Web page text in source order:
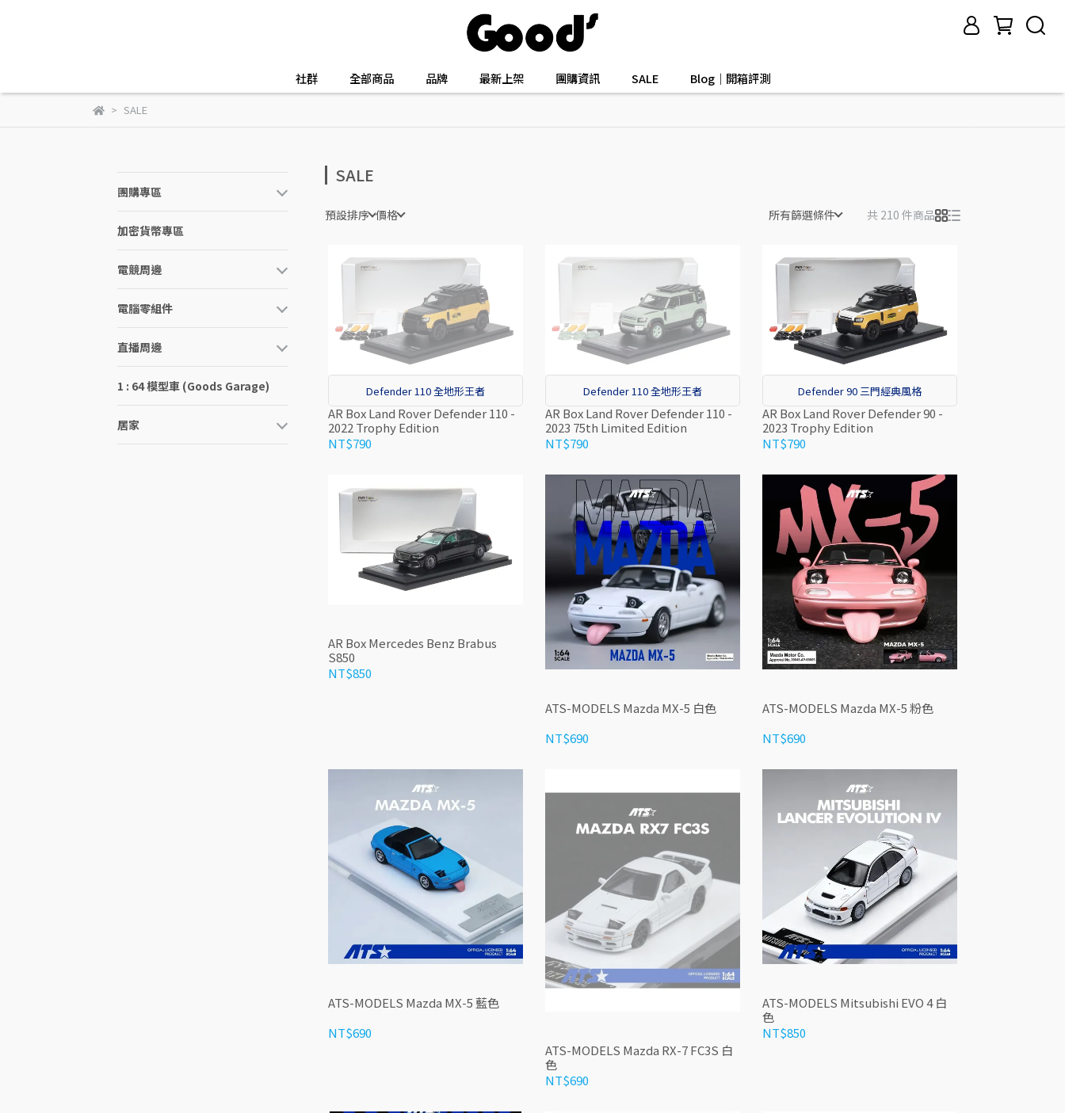
社群 全部商品 品牌 最新上架 團購資訊 SALE Blog｜開箱評測
SALE
團購專區
加密貨幣專區
電競周邊
電腦零組件
直播周邊
1 : 64 模型車 (Goods Garage)
居家
SALE
預設排序 價格 所有篩選條件 共 210 件商品
Defender 110 全地形王者
AR Box Land Rover Defender 110 -
2022 Trophy Edition
NT$790
Defender 110 全地形王者
AR Box Land Rover Defender 110 -
2023 75th Limited Edition
NT$790
Defender 90 三門經典風格
AR Box Land Rover Defender 90 -
2023 Trophy Edition
NT$790
AR Box Mercedes Benz Brabus
S850
NT$850
ATS-MODELS Mazda MX-5 白色
NT$690
ATS-MODELS Mazda MX-5 粉色
NT$690
ATS-MODELS Mazda MX-5 藍色
NT$690
ATS-MODELS Mazda RX-7 FC3S 白
色
NT$690
ATS-MODELS Mitsubishi EVO 4 白
色
NT$850